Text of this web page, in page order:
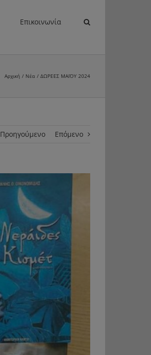
Επικοινωνία
Αρχική Νέα ΔΩΡΕΕΣ ΜΑΪΟΥ 2024
Προηγούμενο Επόμενο